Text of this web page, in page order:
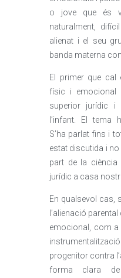
o jove que és
naturalment,
alienat i el seu
banda materna
El primer que cal
físic i emocional
superior jurídic i
l’infant. El tema
S’ha parlat fins i
estat discutida i
part de la
jurídic a casa
En qualsevol cas,
l’alienació
emocional, com
instrumentalització
progenitor contra
forma clara